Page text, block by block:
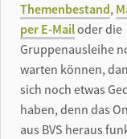
Themenbestand,
per E-Mailoder die
Gruppenausleihe
warten können,
sich noch etwas
haben, denn das
aus BVS heraus